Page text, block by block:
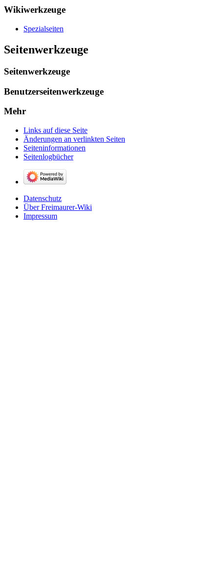
Wikiwerkzeuge
Spezialseiten
Seitenwerkzeuge
Seitenwerkzeuge
Benutzerseitenwerkzeuge
Mehr
Links auf diese Seite
Änderungen an verlinkten Seiten
Seiten­­informationen
Seitenlogbücher
Datenschutz
Über Freimaurer-Wiki
Impressum